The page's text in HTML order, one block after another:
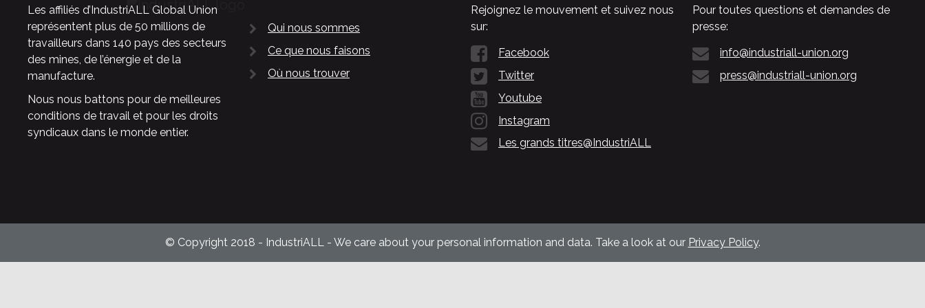
Les affiliés d’IndustriALL Global Union
représentent plus de 50 millions de
travailleurs dans 140 pays des secteurs
des mines, de l’énergie et de la
manufacture.
Nous nous battons pour de meilleures
conditions de travail et pour les droits
syndicaux dans le monde entier.
Qui nous sommes
Ce que nous faisons
Où nous trouver
Rejoignez le mouvement et suivez nous
sur:
Facebook
Twitter
Youtube
Instagram
Les grands titres@IndustriALL
Pour toutes questions et demandes de
presse:
info@industriall-union.org
press@industriall-union.org
© Copyright 2018 - IndustriALL - We care about your personal information and data. Take a look at our Privacy Policy.